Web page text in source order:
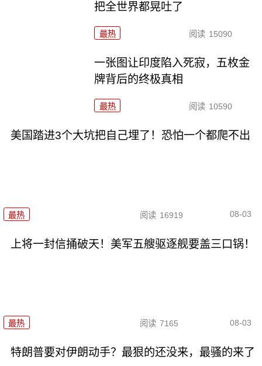
把全世界都晃吐了
最热 阅读 15090
一张图让印度陷入死寂，五枚金
牌背后的终极真相
最热 阅读 10590
美国踏进3个大坑把自己埋了！恐怕一个都爬不出
最热 阅读 16919 08-03
上将一封信捅破天！美军五艘驱逐舰要盖三口锅！
最热 阅读 7165 08-03
特朗普要对伊朗动手？最狠的还没来，最骚的来了